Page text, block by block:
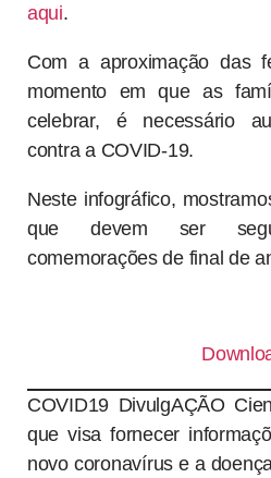
aqui.
Com a aproximação das
momento em que as
celebrar, é necessário
contra a COVID-19.
Neste infográfico,
que devem ser
comemorações de final de
COVID19 DivulgAÇÃO
que visa fornecer
novo coronavírus e a